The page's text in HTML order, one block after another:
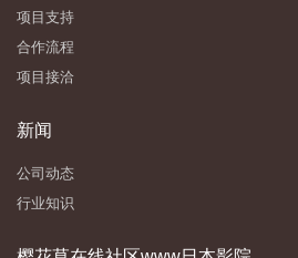
项目支持
合作流程
项目接洽
新闻
公司动态
行业知识